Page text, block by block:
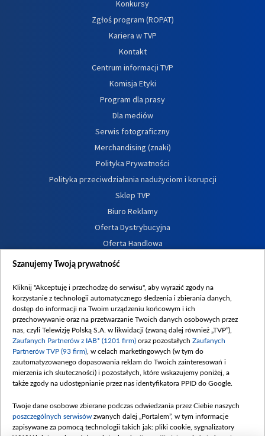
Konkursy
Zgłoś program (ROPAT)
Kariera w TVP
Kontakt
Centrum informacji TVP
Komisja Etyki
Program dla prasy
Dla mediów
Serwis fotograficzny
Merchandising (znaki)
Polityka Prywatności
Polityka przeciwdziałania nadużyciom i korupcji
Sklep TVP
Biuro Reklamy
Oferta Dystrybucyjna
Oferta Handlowa
Dostępność
Procedura zgłoszeń wewnętrznych
Szanujemy Twoją prywatność
Kliknij "Akceptuję i przechodzę do serwisu", aby wyrazić zgody na
korzystanie z technologii automatycznego śledzenia i zbierania danych,
dostęp do informacji na Twoim urządzeniu końcowym i ich
przechowywanie oraz na przetwarzanie Twoich danych osobowych przez
nas, czyli Telewizję Polską S.A. w likwidacji (zwaną dalej również „TVP”),
Zaufanych Partnerów z IAB* (1201 firm) oraz pozostałych Zaufanych
Partnerów TVP (93 firm) , w celach marketingowych (w tym do
zautomatyzowanego dopasowania reklam do Twoich zainteresowań i
mierzenia ich skuteczności) i pozostałych, które wskazujemy poniżej, a
także zgody na udostępnianie przez nas identyfikatora PPID do Google.
Twoje dane osobowe zbierane podczas odwiedzania przez Ciebie naszych
poszczególnych serwisów zwanych dalej „Portalem”, w tym informacje
zapisywane za pomocą technologii takich jak: pliki cookie, sygnalizatory